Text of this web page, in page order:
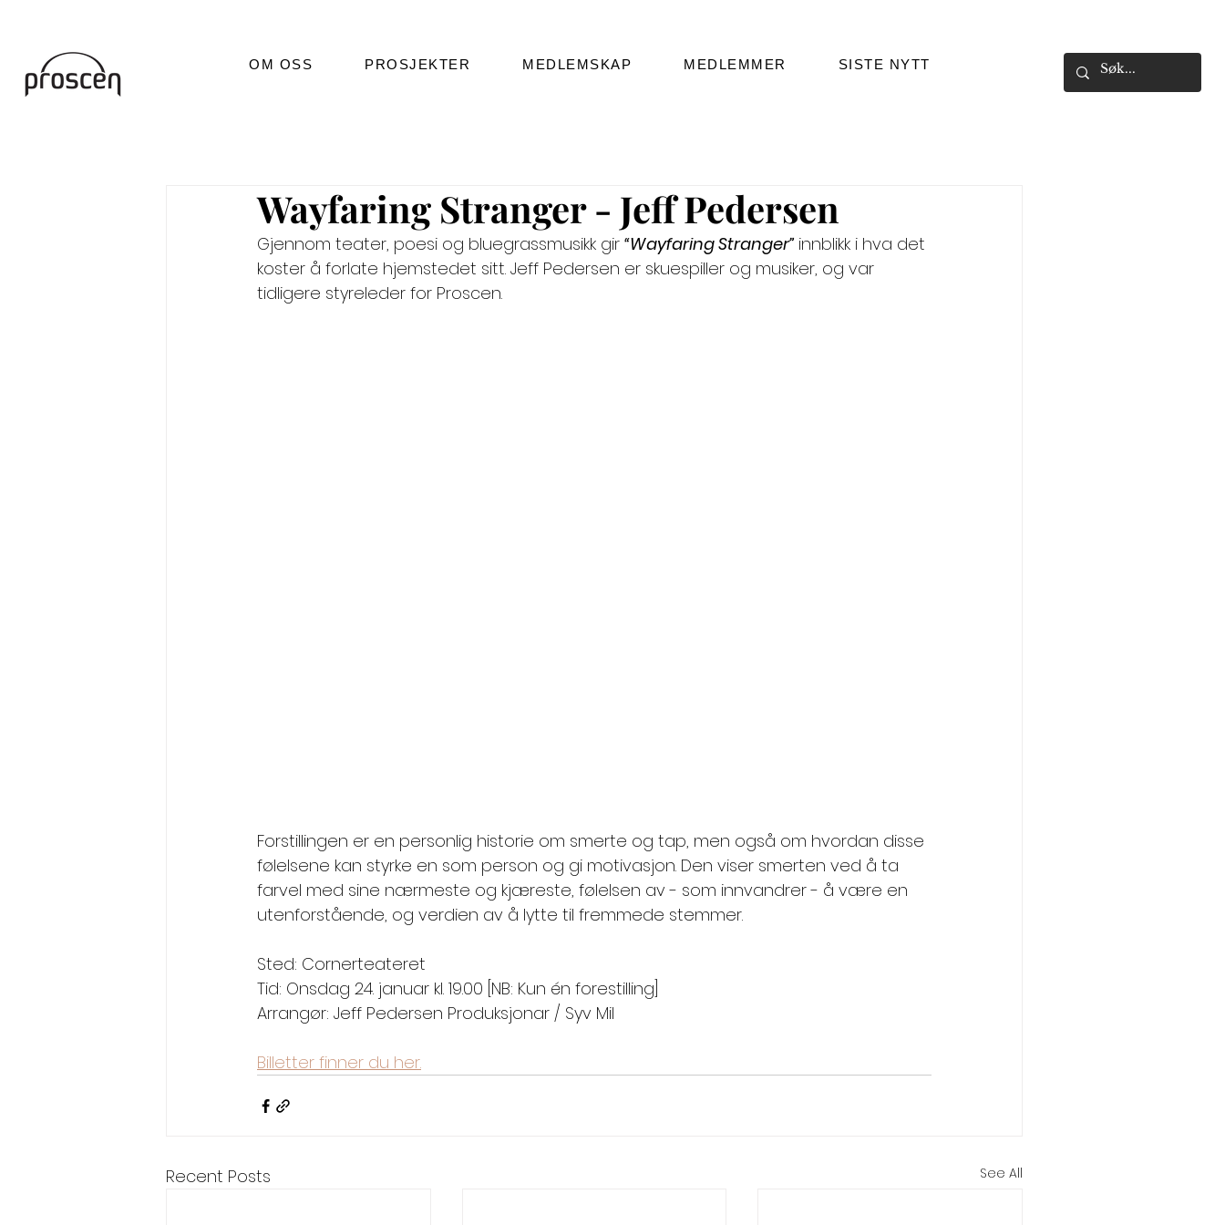
OM OSS PROSJEKTER MEDLEMSKAP MEDLEMMER SISTE NYTT
Wayfaring Stranger - Jeff Pedersen
Gjennom teater, poesi og bluegrassmusikk gir “Wayfaring Stranger” innblikk i hva det
koster å forlate hjemstedet sitt. Jeff Pedersen er skuespiller og musiker, og var
tidligere styreleder for Proscen.
Forstillingen er en personlig historie om smerte og tap, men også om hvordan disse
følelsene kan styrke en som person og gi motivasjon. Den viser smerten ved å ta
farvel med sine nærmeste og kjæreste, følelsen av - som innvandrer - å være en
utenforstående, og verdien av å lytte til fremmede stemmer.
Sted: Cornerteateret
Tid: Onsdag 24. januar kl. 19.00 [NB: Kun én forestilling]
Arrangør: Jeff Pedersen Produksjonar / Syv Mil
Billetter finner du her.
Recent Posts See All